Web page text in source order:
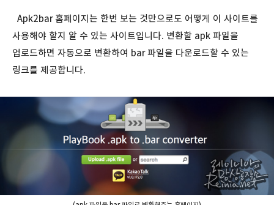
Apk2bar 홈페이지는 한번 보는 것만으로도 어떻게 이 사이트를
사용해야 할지 알 수 있는 사이트입니다. 변환할 apk 파일을
업로드하면 자동으로 변환하여 bar 파일을 다운로드할 수 있는
링크를 제공합니다.